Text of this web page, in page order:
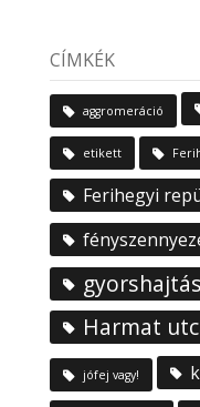
CÍMKÉK
aggromeráció
etikett
Ferihegyi
gyorshajtás
Harmat
jófej vagy!